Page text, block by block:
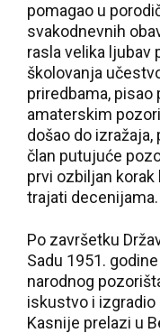
pomagao u
svakodnevnih
rasla velika
školovanja
priredbama, pisao
amaterskim
došao do
član putujuće
prvi ozbiljan
trajati decenijama.
Po završetku
Sadu 1951.
narodnog
iskustvo i
Kasnije prelazi u